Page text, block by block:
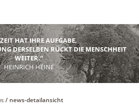
HAT IHRE AUFGABE,
DERSELBEN RÜCKT DIE MENSCHHEIT
WEITER.“
HEINRICH HEINE
/ news-detailansicht